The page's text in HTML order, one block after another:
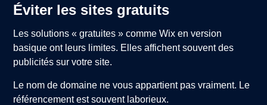
Éviter les sites gratuits
Les solutions « gratuites » comme Wix en version
basique ont leurs limites. Elles affichent souvent des
publicités sur votre site.
Le nom de domaine ne vous appartient pas vraiment. Le
référencement est souvent laborieux.